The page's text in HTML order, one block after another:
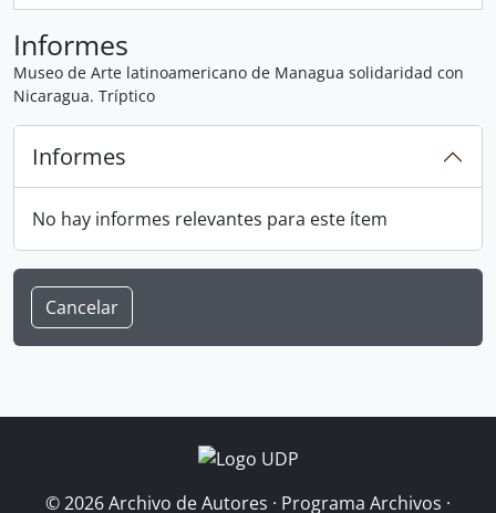
Informes
Museo de Arte latinoamericano de Managua solidaridad con
Nicaragua. Tríptico
Informes
No hay informes relevantes para este ítem
Cancelar
© 2026 Archivo de Autores · Programa Archivos ·